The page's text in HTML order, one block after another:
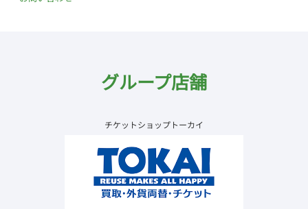
グループ店舗
チケットショップトーカイ